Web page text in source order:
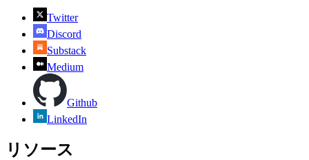
Twitter
Discord
Substack
Medium
Github
LinkedIn
リソース